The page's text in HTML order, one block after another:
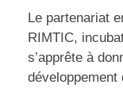
Le partenariat
RIMTIC,
s’apprête à